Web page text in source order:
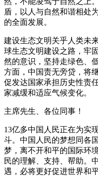
盾，以人与自然和谐相处
的全面发展。
建设生态文明关乎人类未
球生态文明建设之路，牢
然的意识，坚持走绿色、
方面，中国责无旁贷，将
促发达国家承担历史性责
家减缓和适应气候变化。
主席先生、各位同事！
13亿多中国人民正在为实
斗。中国人民的梦想同各
梦，离不开和平的国际环
民的理解、支持、帮助。
遇，必将更好促进世界和